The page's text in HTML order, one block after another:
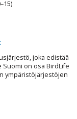
joka edistää
on osa BirdLife
ympäristöjärjestöjen